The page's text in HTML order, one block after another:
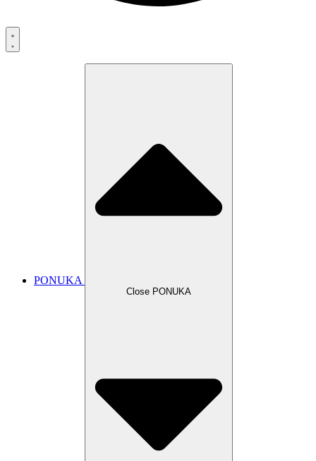
PONUKA
Close PONUKA